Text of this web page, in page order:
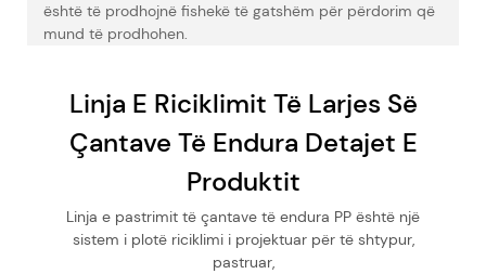
është të prodhojnë fishekë të gatshëm për përdorim që
mund të prodhohen.
Linja E Riciklimit Të Larjes Së
Çantave Të Endura Detajet E
Produktit
Linja e pastrimit të çantave të endura PP është një
sistem i plotë riciklimi i projektuar për të shtypur,
pastruar,